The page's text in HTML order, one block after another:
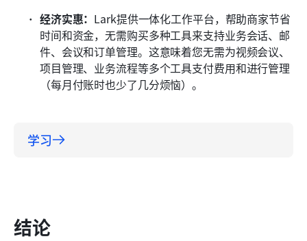
经济实惠： Lark提供一体化工作平台，帮助商家节省
时间和资金，无需购买多种工具来支持业务会话、邮
件、会议和订单管理。这意味着您无需为视频会议、
项目管理、业务流程等多个工具支付费用和进行管理
（每月付账时也少了几分烦恼）。
学习
结论